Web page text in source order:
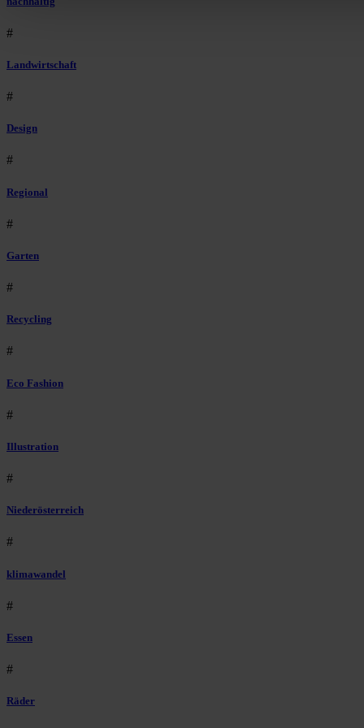
#
Landwirtschaft
#
Design
#
Regional
#
Garten
#
Recycling
#
Eco Fashion
#
Illustration
#
Niederösterreich
#
klimawandel
#
Essen
#
Räder